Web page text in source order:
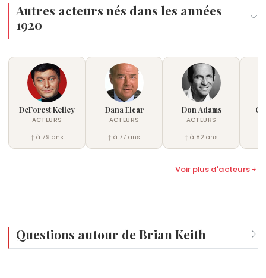
Autres acteurs nés dans les années
1920
DeForest Kelley
ACTEURS
† à 79 ans
Dana Elcar
ACTEURS
† à 77 ans
Don Adams
ACTEURS
† à 82 ans
Voir plus d'acteurs
Questions autour de Brian Keith